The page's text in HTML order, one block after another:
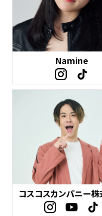
Namine
コスコスカンパニー